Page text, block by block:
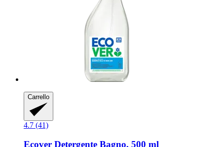
Carrello
4.7 (41)
Ecover Detergente Bagno, 500 ml